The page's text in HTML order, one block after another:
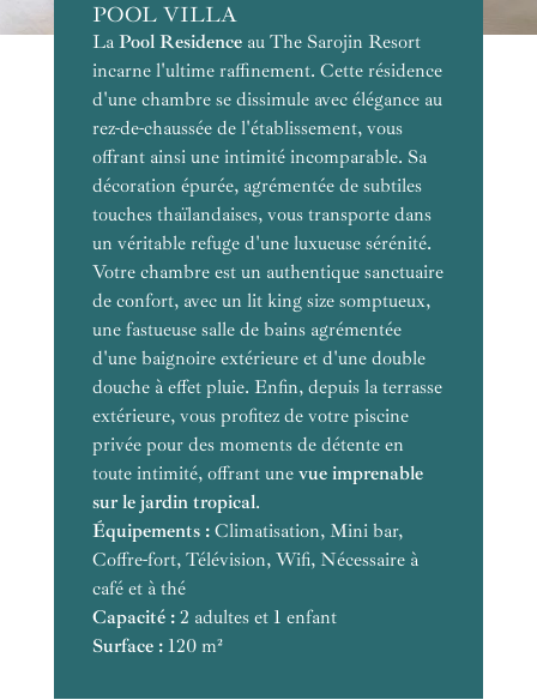
POOL VILLA
LaPool Residenceau The Sarojin Resort
incarne l'ultime raffinement. Cette résidence
d'une chambre se dissimule avec élégance au
rez-de-chaussée de l'établissement, vous
offrant ainsi une intimité incomparable. Sa
décoration épurée, agrémentée de subtiles
touches thaïlandaises, vous transporte dans
un véritable refuge d'une luxueuse sérénité.
Votre chambre est un authentique sanctuaire
de confort, avec un lit king size somptueux,
une fastueuse salle de bains agrémentée
d'une baignoire extérieure et d'une double
douche à effet pluie. Enfin, depuis la terrasse
extérieure, vous profitez de votre piscine
privée pour des moments de détente en
toute intimité, offrant une vue imprenable
sur le jardin tropical.
Équipements :Climatisation, Mini bar,
Coffre-fort, Télévision, Wifi, Nécessaire à
café et à thé
Capacité :2 adultes et 1 enfant
Surface :120 m²
Jacuzzi Suite Pool
vue sur les
jardins
Équipements :
Capacité :
Surface :
Garden Residence
vue sur les jardins tropicaux
Équipements :
Capacité :
Surface :
Two-
Bedroom Pool Residence
vue sur les jardins luxuriants
Équipements :
Capacité :
Surface :